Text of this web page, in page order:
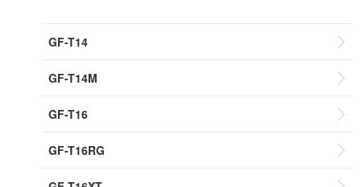
GF-T14
GF-T14M
GF-T16
GF-T16RG